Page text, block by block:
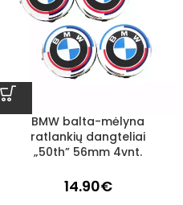
BMW balta-mėlyna
ratlankių dangteliai
„50th” 56mm 4vnt.
14.90€